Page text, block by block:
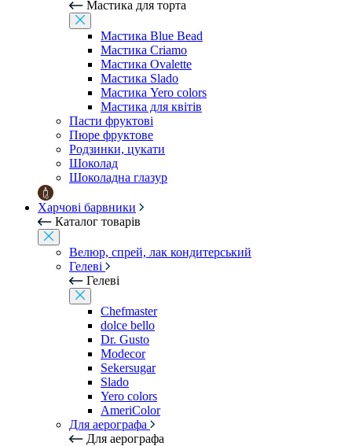
Мастика для торта
Мастика Blue Bead
Мастика Criamo
Мастика Ovalette
Мастика Slado
Мастика Yero colors
Мастика для квітів
Пасти фруктові
Пюре фруктове
Родзинки, цукати
Шоколад
Шоколадна глазур
Харчові барвники
Каталог товарів
Велюр, спрей, лак кондитерський
Гелеві
Гелеві
Chefmaster
dolce bello
Dr. Gusto
Modecor
Sekersugar
Slado
Yero colors
AmeriColor
Для аерографа
Для аерографа